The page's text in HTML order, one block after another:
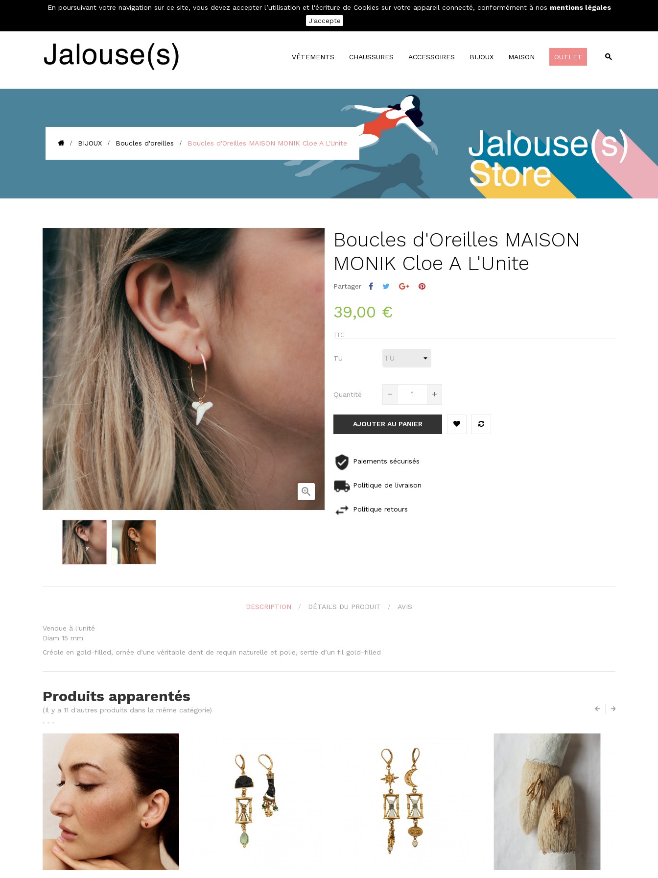
€ Mon compte
VÊTEMENTS CHAUSSURES ACCESSOIRES BIJOUX MAISON OUTLET
BIJOUX Boucles d'oreilles Boucles d'Oreilles MAISON MONIK Cloe A L'Unite

Boucles d'Oreilles MAISON
MONIK Cloe A L'Unite
Partager
39,00 €
TTC
TU
Quantité
AJOUTER AU PANIER
Paiements sécurisés
Politique de livraison
Politique retours
DESCRIPTION DÉTAILS DU PRODUIT AVIS
Vendue à l'unité
Diam 15 mm
Créole en gold-filled, ornée d’une véritable dent de requin naturelle et polie, sertie d’un fil gold-filled
Produits apparentés
(Il y a 11 d'autres produits dans la même catégorie)
En poursuivant votre navigation sur ce site, vous devez accepter l’utilisation et l'écriture de Cookies sur votre appareil connecté, conformément à nos mentions légales
J'accepte